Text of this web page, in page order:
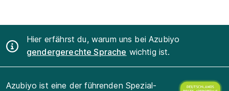
Hier erfährst du, warum uns bei Azubiyo
gendergerechte Sprache wichtig ist.
Azubiyo ist eine der führenden Spezial-